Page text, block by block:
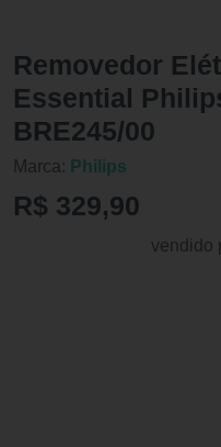
Removedor
Essential
BRE245/00
Marca: Philips
R$ 329,90
vendido